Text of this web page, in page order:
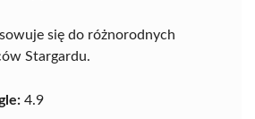
się do różnorodnych
Stargardu.
4.9